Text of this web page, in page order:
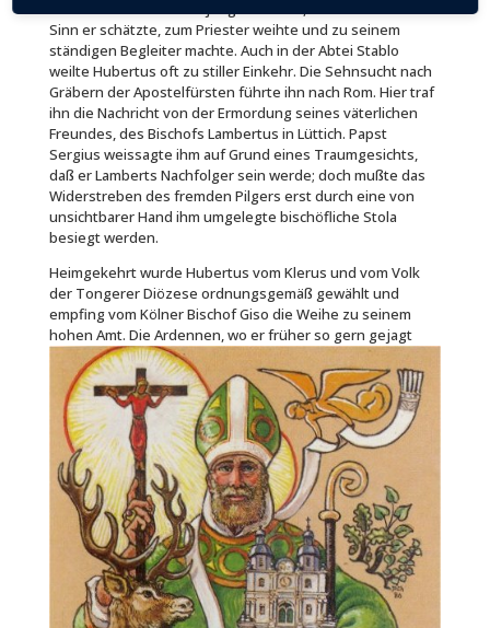
Sinn er schätzte, zum Priester weihte und zu seinem
ständigen Begleiter machte. Auch in der Abtei Stablo
weilte Hubertus oft zu stiller Einkehr. Die Sehnsucht nach
Gräbern der Apostelfürsten führte ihn nach Rom. Hier traf
ihn die Nachricht von der Ermordung seines väterlichen
Freundes, des Bischofs Lambertus in Lüttich. Papst
Sergius weissagte ihm auf Grund eines Traumgesichts,
daß er Lamberts Nachfolger sein werde; doch mußte das
Widerstreben des fremden Pilgers erst durch eine von
unsichtbarer Hand ihm umgelegte bischöfliche Stola
besiegt werden.
Heimgekehrt wurde Hubertus vom Klerus und vom Volk
der Tongerer Diözese ordnungsgemäß gewählt und
empfing vom Kölner Bischof Giso die Weihe zu seinem
hohen Amt. Die Ardennen, wo er früher so gern gejagt